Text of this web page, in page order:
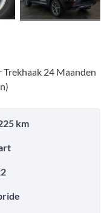
Trekhaak 24 Maanden
km